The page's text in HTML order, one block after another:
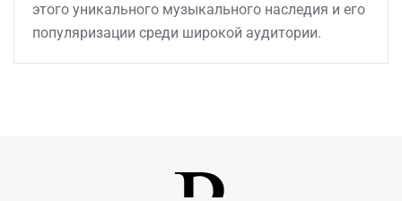
этого уникального музыкального наследия и его
популяризации среди широкой аудитории.